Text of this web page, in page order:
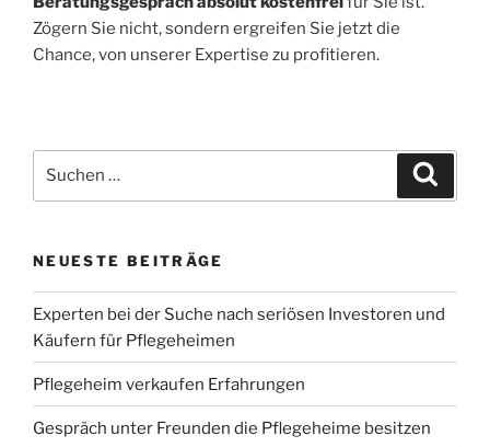
Zögern Sie nicht, sondern ergreifen Sie jetzt die
Chance, von unserer Expertise zu profitieren.
nach:
NEUESTE BEITRÄGE
Experten bei der Suche nach seriösen Investoren und
Käufern für Pflegeheimen
Pflegeheim verkaufen Erfahrungen
Gespräch unter Freunden die Pflegeheime besitzen